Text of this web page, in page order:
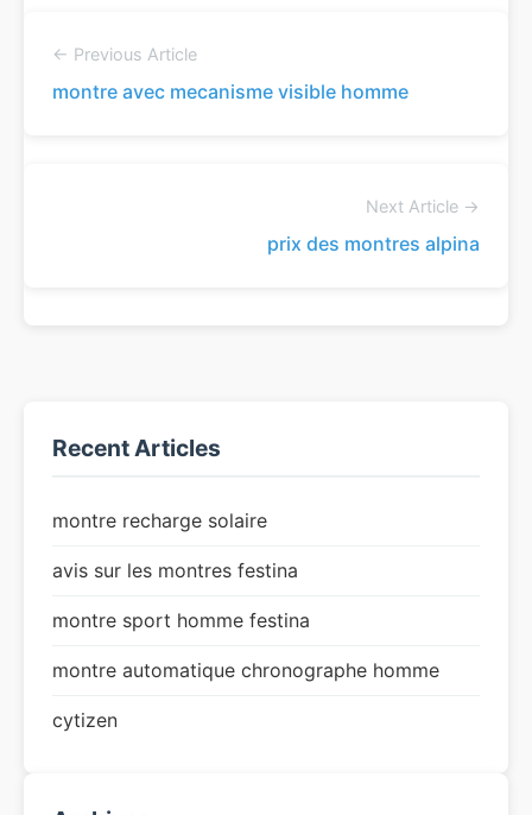
← Previous Article
montre avec mecanisme visible homme
Next Article →
prix des montres alpina
Recent Articles
montre recharge solaire
avis sur les montres festina
montre sport homme festina
montre automatique chronographe homme
cytizen